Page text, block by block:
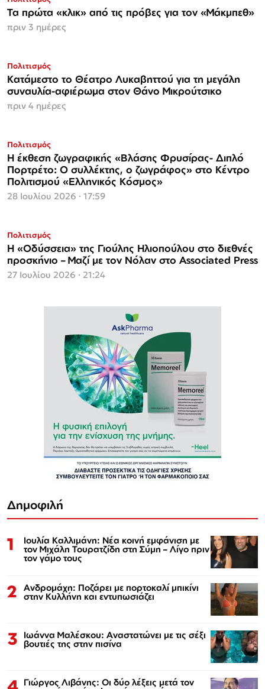
Τα πρώτα «κλικ» από τις πρόβες για τον «Μάκμπεθ»
πριν 3 ημέρες
Πολιτισμός
Κατάμεστο το Θέατρο Λυκαβηττού για τη μεγάλη
συναυλία-αφιέρωμα στον Θάνο Μικρούτσικο
πριν 4 ημέρες
Πολιτισμός
Η έκθεση ζωγραφικής «Βλάσης Φρυσίρας- Διπλό
Πορτρέτο: Ο συλλέκτης, ο ζωγράφος» στο Κέντρο
Πολιτισμού «Ελληνικός Κόσμος»
28 Ιουλίου 2026 · 17:59
Πολιτισμός
Η «Οδύσσεια» της Γιούλης Ηλιοπούλου στο διεθνές
προσκήνιο – Μαζί με τον Νόλαν στο Associated Press
27 Ιουλίου 2026 · 21:24
Δημοφιλή
1 Ιουλία Καλλιμάνη: Νέα κοινή εμφάνιση με
τον Μιχάλη Τουρατζίδη στη Σύμη – Λίγο πριν
τον γάμο τους
2 Ανδρομάχη: Ποζάρει με πορτοκαλί μπικίνι
στην Κυλλήνη και εντυπωσιάζει
3 Ιωάννα Μαλέσκου: Αναστατώνει με τις σέξι
βουτιές της στην πισίνα
Γιώργος Λιβάνης: Οι δύο λέξεις μετά τον